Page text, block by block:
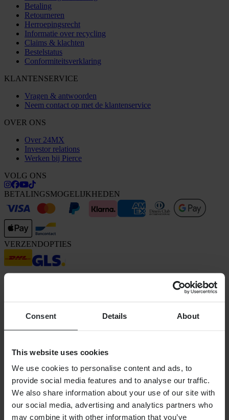
Consent Details About
This website uses cookies
We use cookies to personalise content and ads, to
provide social media features and to analyse our traffic.
We also share information about your use of our site with
our social media, advertising and analytics partners who
may combine it with other information that you’ve
Betaling
Retourneren
Herroepingsrecht
Informatie over recycling
Claims & klachten
Bestelstatus
Conformiteitsverklaring
KLANTENSERVICE
Vragen & antwoorden
Neem contact op met de klantenservice
OVER ONS
Over 24MX
Investor relations
Werken bij Pierce
VOLG ONS
BETALINGSMOGELIJKHEDEN
VERZENDOPTIES
Pierce Group AB | Fleminggatan 20A, 112 26 Stockholm, Zweden
Bedrijfsregistratienummer: 556763-1592
Gevolmachtigde vertegenwoordiger: Göran Dahlin
Btw-registratienummer: OSS VAT NO SE556763159201
Algemene Voorwaarden